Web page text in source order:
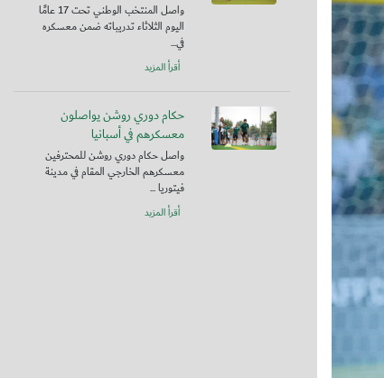
واصل المنتخب الوطني تحت 17 عامًا
اليوم الثلاثاء تدريباته ضمن معسكره
في...
أقرأ المزيد
حكام دوري روشن يواصلون
معسكرهم في أسبانيا
واصل حكام دوري روشن للمحترفين
معسكرهم الخارجي المقام في مدينة
فيتوريا ...
أقرأ المزيد